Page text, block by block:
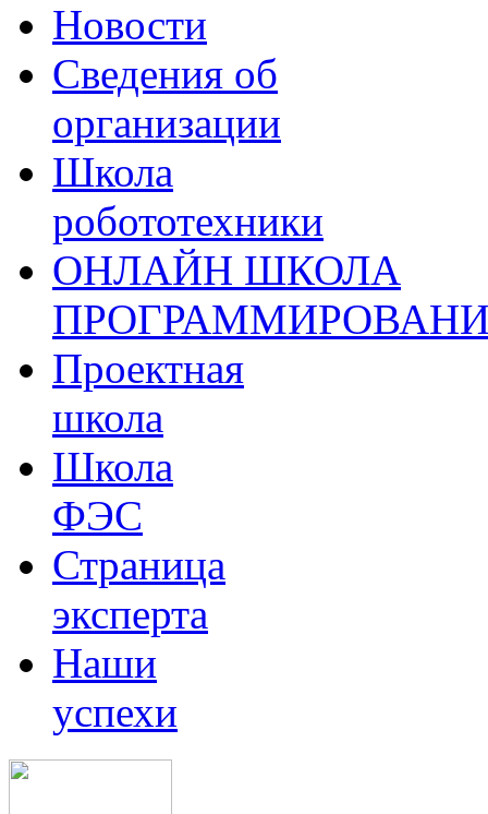
Новости
Сведения об
организации
Школа
робототехники
ОНЛАЙН ШКОЛА
Проектная
школа
Школа
ФЭС
Страница
эксперта
Наши
успехи